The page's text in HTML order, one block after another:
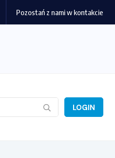
Pozostań z nami w kontakcie
LOGIN